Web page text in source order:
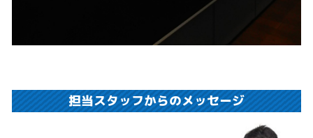
担当スタッフからのメッセージ